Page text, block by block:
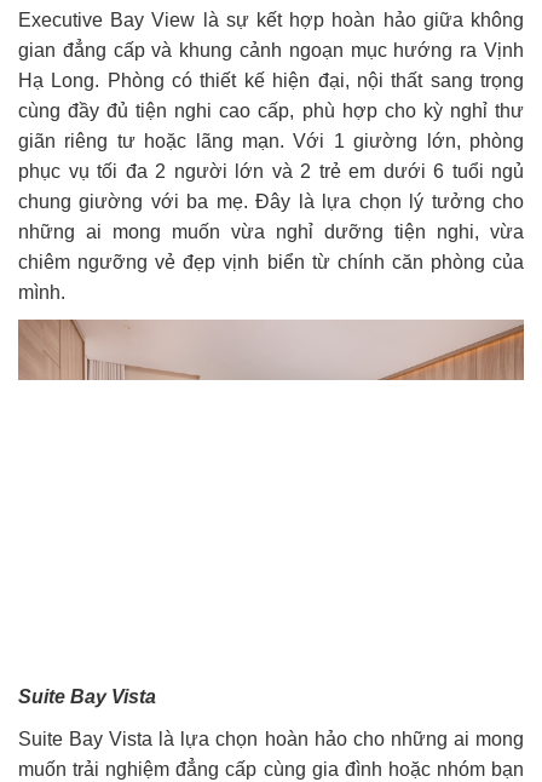
Executive Bay View là sự kết hợp hoàn hảo giữa không
gian đẳng cấp và khung cảnh ngoạn mục hướng ra Vịnh
Hạ Long. Phòng có thiết kế hiện đại, nội thất sang trọng
cùng đầy đủ tiện nghi cao cấp, phù hợp cho kỳ nghỉ thư
giãn riêng tư hoặc lãng mạn. Với 1 giường lớn, phòng
phục vụ tối đa 2 người lớn và 2 trẻ em dưới 6 tuổi ngủ
chung giường với ba mẹ. Đây là lựa chọn lý tưởng cho
những ai mong muốn vừa nghỉ dưỡng tiện nghi, vừa
chiêm ngưỡng vẻ đẹp vịnh biển từ chính căn phòng của
mình.
Suite Bay Vista
Suite Bay Vista là lựa chọn hoàn hảo cho những ai mong
muốn trải nghiệm đẳng cấp cùng gia đình hoặc nhóm bạn